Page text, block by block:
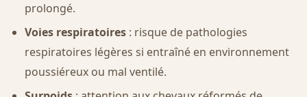
prolongé.
Voies respiratoires: risque de pathologies
respiratoires légères si entraîné en environnement
poussiéreux ou mal ventilé.